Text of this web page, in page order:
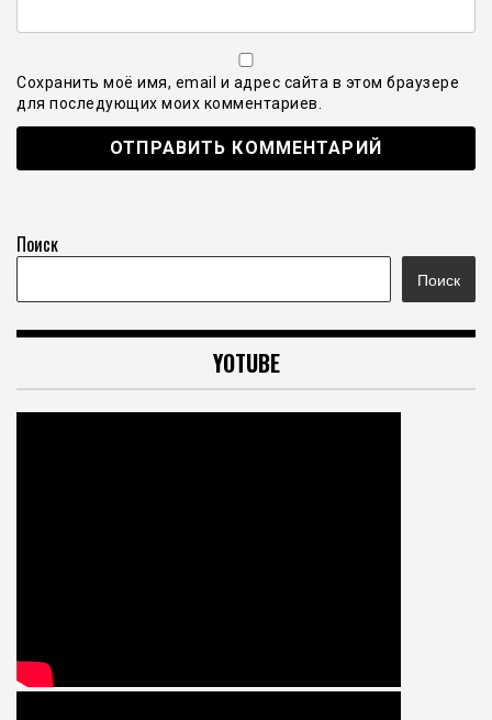
Сохранить моё имя, email и адрес сайта в этом браузере
для последующих моих комментариев.
Поиск
Поиск
YOTUBE